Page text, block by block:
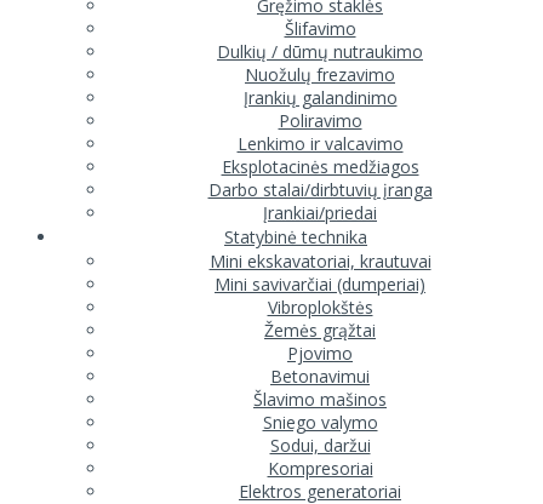
Gręžimo staklės
Šlifavimo
Dulkių / dūmų nutraukimo
Nuožulų frezavimo
Įrankių galandinimo
Poliravimo
Lenkimo ir valcavimo
Eksplotacinės medžiagos
Darbo stalai/dirbtuvių įranga
Įrankiai/priedai
Statybinė technika
Mini ekskavatoriai, krautuvai
Mini savivarčiai (dumperiai)
Vibroplokštės
Žemės grąžtai
Pjovimo
Betonavimui
Šlavimo mašinos
Sniego valymo
Sodui, daržui
Kompresoriai
Elektros generatoriai